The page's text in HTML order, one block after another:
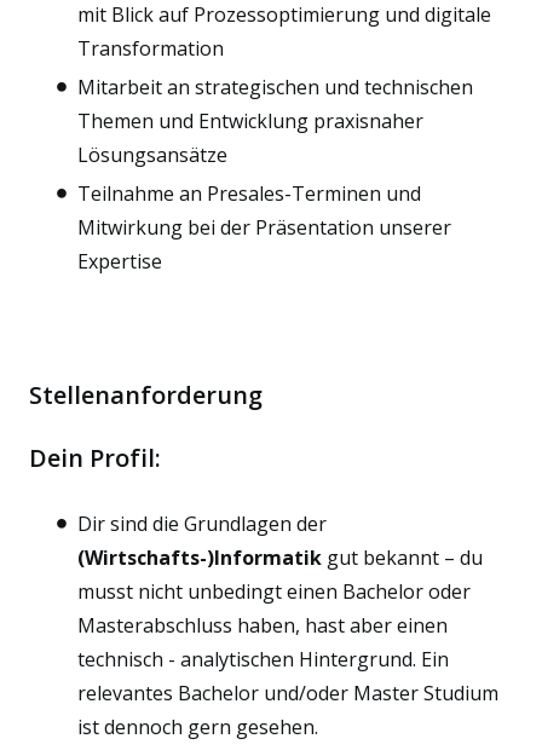
mit Blick auf Prozessoptimierung und digitale
Transformation
Mitarbeit an strategischen und technischen
Themen und Entwicklung praxisnaher
Lösungsansätze
Teilnahme an Presales-Terminen und
Mitwirkung bei der Präsentation unserer
Expertise
Stellenanforderung
Dein Profil:
Dir sind die Grundlagen der
(Wirtschafts-)Informatik gut bekannt – du
musst nicht unbedingt einen Bachelor oder
Masterabschluss haben, hast aber einen
technisch - analytischen Hintergrund. Ein
relevantes Bachelor und/oder Master Studium
ist dennoch gern gesehen.